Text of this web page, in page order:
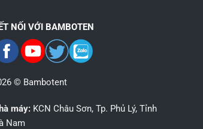
NỐI VỚI BAMBOTEN
© Bambotent
máy: KCN Châu Sơn, Tp. Phủ Lý, Tỉnh
Nam